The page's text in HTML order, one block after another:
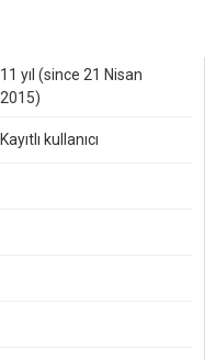
11 yıl (since 21 Nisan
2015)
Kayıtlı kullanıcı